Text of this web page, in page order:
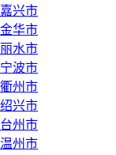
嘉兴市
金华市
丽水市
宁波市
衢州市
绍兴市
台州市
温州市